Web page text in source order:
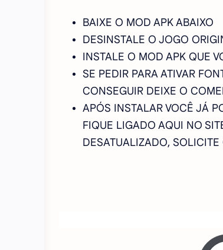
BAIXE O MOD APK ABAIXO
DESINSTALE O JOGO
INSTALE O MOD APK QUE
SE PEDIR PARA ATIVAR
CONSEGUIR DEIXE O
APÓS INSTALAR VOCÊ JÁ
FIQUE LIGADO AQUI NO
DESATUALIZADO,